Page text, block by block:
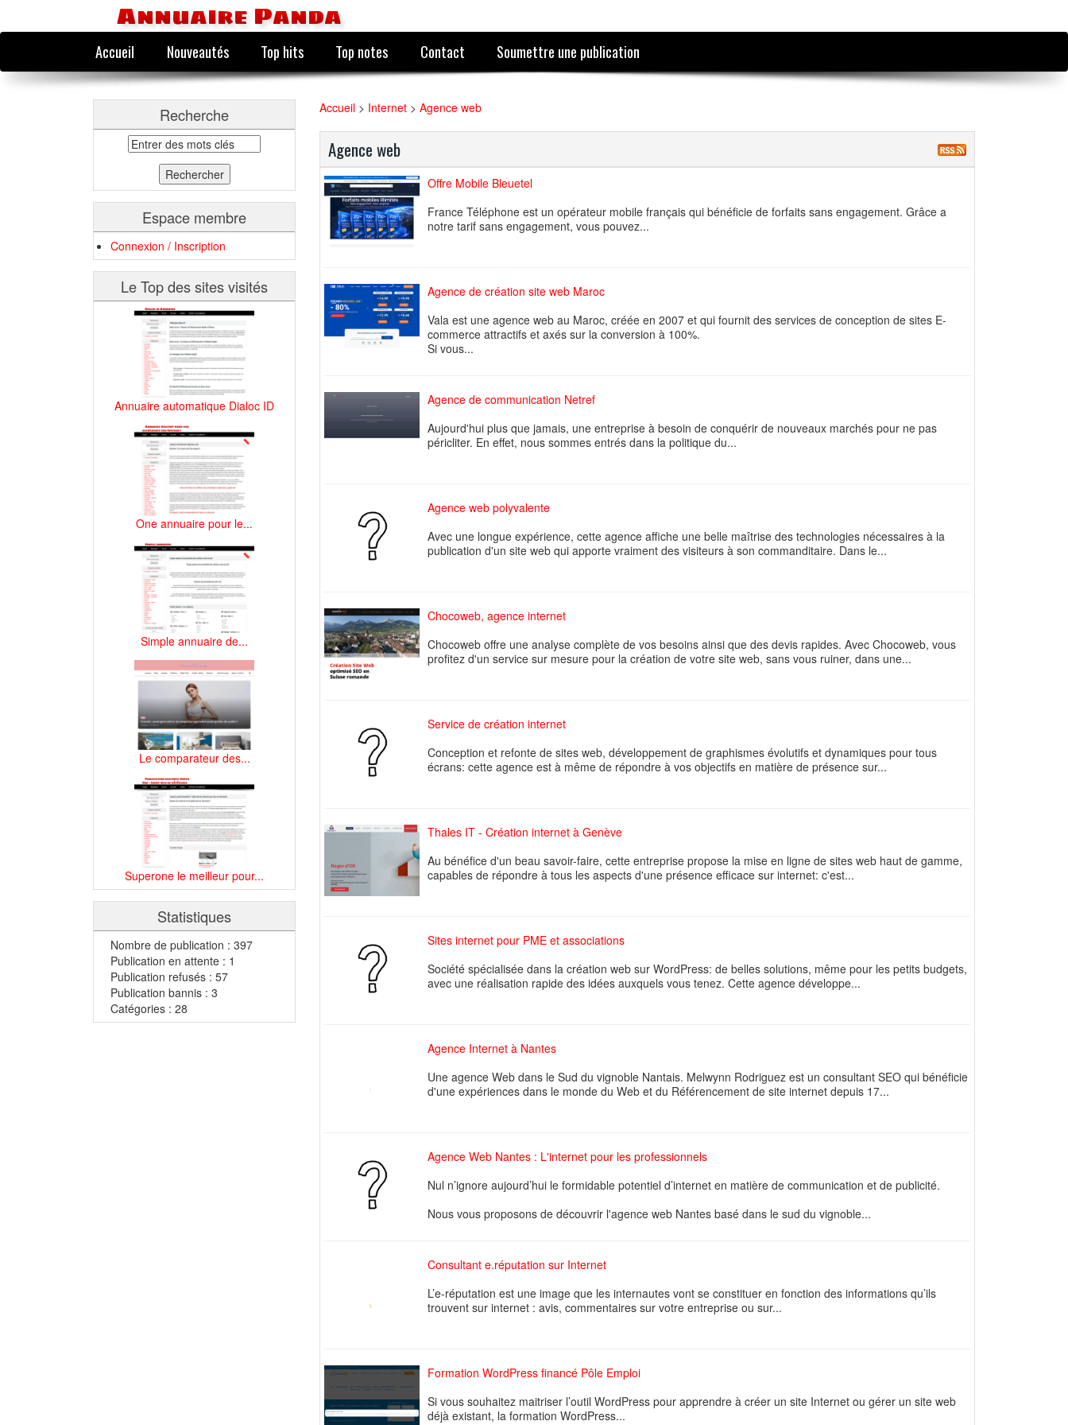
Annuaire Panda
Accueil Nouveautés Top hits Top notes Contact Soumettre une publication
Recherche
Espace membre
Connexion / Inscription
Le Top des sites visités
Annuaire automatique Dialoc ID
One annuaire pour le...
Simple annuaire de...
Le comparateur des...
Superone le meilleur pour...
Statistiques
Nombre de publication : 397
Publication en attente : 1
Publication refusés : 57
Publication bannis : 3
Catégories : 28
Accueil > Internet > Agence web
Agence web
Offre Mobile Bleuetel
France Téléphone est un opérateur mobile français qui bénéficie de forfaits sans engagement. Grâce a
notre tarif sans engagement, vous pouvez...
Agence de création site web Maroc
Vala est une agence web au Maroc, créée en 2007 et qui fournit des services de conception de sites E-
commerce attractifs et axés sur la conversion à 100%.
Si vous...
Agence de communication Netref
Aujourd'hui plus que jamais, une entreprise à besoin de conquérir de nouveaux marchés pour ne pas
péricliter. En effet, nous sommes entrés dans la politique du...
Agence web polyvalente
Avec une longue expérience, cette agence affiche une belle maîtrise des technologies nécessaires à la
publication d'un site web qui apporte vraiment des visiteurs à son commanditaire. Dans le...
Chocoweb, agence internet
Chocoweb offre une analyse complète de vos besoins ainsi que des devis rapides. Avec Chocoweb, vous
profitez d'un service sur mesure pour la création de votre site web, sans vous ruiner, dans une...
Service de création internet
Conception et refonte de sites web, développement de graphismes évolutifs et dynamiques pour tous
écrans: cette agence est à même de répondre à vos objectifs en matière de présence sur...
Thales IT - Création internet à Genève
Au bénéfice d'un beau savoir-faire, cette entreprise propose la mise en ligne de sites web haut de gamme,
capables de répondre à tous les aspects d'une présence efficace sur internet: c'est...
Sites internet pour PME et associations
Société spécialisée dans la création web sur WordPress: de belles solutions, même pour les petits budgets,
avec une réalisation rapide des idées auxquels vous tenez. Cette agence développe...
Agence Internet à Nantes
Une agence Web dans le Sud du vignoble Nantais. Melwynn Rodriguez est un consultant SEO qui bénéficie
d'une expériences dans le monde du Web et du Référencement de site internet depuis 17...
Agence Web Nantes : L'internet pour les professionnels
Nul n’ignore aujourd’hui le formidable potentiel d’internet en matière de communication et de publicité.
Nous vous proposons de découvrir l'agence web Nantes basé dans le sud du vignoble...
Consultant e.réputation sur Internet
L’e-réputation est une image que les internautes vont se constituer en fonction des informations qu’ils
trouvent sur internet : avis, commentaires sur votre entreprise ou sur...
Formation WordPress financé Pôle Emploi
Si vous souhaitez maitriser l’outil WordPress pour apprendre à créer un site Internet ou gérer un site web
déjà existant, la formation WordPress...